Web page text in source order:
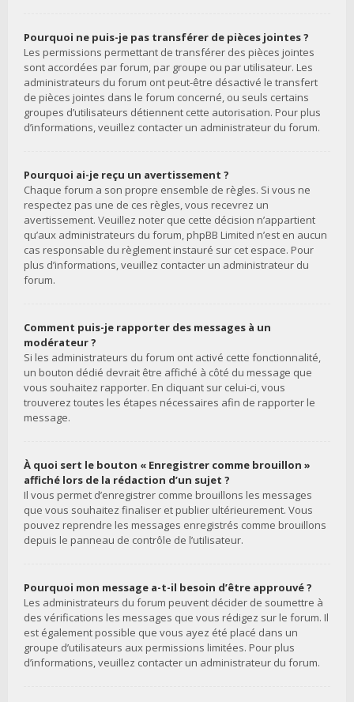
Pourquoi ne puis-je pas transférer de pièces jointes ?
Les permissions permettant de transférer des pièces jointes
sont accordées par forum, par groupe ou par utilisateur. Les
administrateurs du forum ont peut-être désactivé le transfert
de pièces jointes dans le forum concerné, ou seuls certains
groupes d’utilisateurs détiennent cette autorisation. Pour plus
d’informations, veuillez contacter un administrateur du forum.
Pourquoi ai-je reçu un avertissement ?
Chaque forum a son propre ensemble de règles. Si vous ne
respectez pas une de ces règles, vous recevrez un
avertissement. Veuillez noter que cette décision n’appartient
qu’aux administrateurs du forum, phpBB Limited n’est en aucun
cas responsable du règlement instauré sur cet espace. Pour
plus d’informations, veuillez contacter un administrateur du
forum.
Comment puis-je rapporter des messages à un
modérateur ?
Si les administrateurs du forum ont activé cette fonctionnalité,
un bouton dédié devrait être affiché à côté du message que
vous souhaitez rapporter. En cliquant sur celui-ci, vous
trouverez toutes les étapes nécessaires afin de rapporter le
message.
À quoi sert le bouton « Enregistrer comme brouillon »
affiché lors de la rédaction d’un sujet ?
Il vous permet d’enregistrer comme brouillons les messages
que vous souhaitez finaliser et publier ultérieurement. Vous
pouvez reprendre les messages enregistrés comme brouillons
depuis le panneau de contrôle de l’utilisateur.
Pourquoi mon message a-t-il besoin d’être approuvé ?
Les administrateurs du forum peuvent décider de soumettre à
des vérifications les messages que vous rédigez sur le forum. Il
est également possible que vous ayez été placé dans un
groupe d’utilisateurs aux permissions limitées. Pour plus
d’informations, veuillez contacter un administrateur du forum.